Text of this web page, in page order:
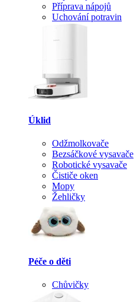
Příprava nápojů
Uchování potravin
Úklid
Odžmolkovače
Bezsáčkové vysavače
Robotické vysavače
Čističe oken
Mopy
Žehličky
Péče o děti
Chůvičky